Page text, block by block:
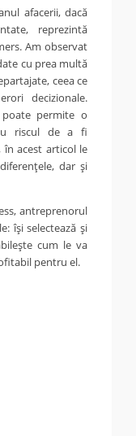
afacerii, dacă
reprezintă
Am observat
cu prea multă
ceea ce
decizionale.
permite o
riscul de a fi
în acest articol le
dar şi
antreprenorul
îşi selectează şi
cum le va
pentru el.